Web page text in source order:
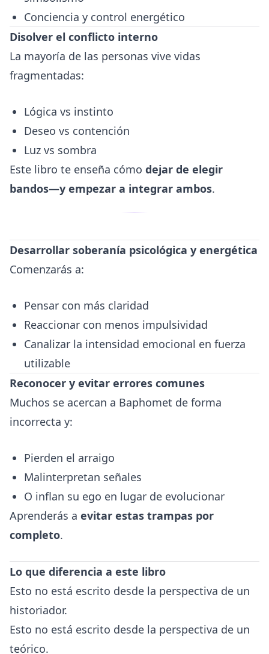
Conciencia y control energético
Disolver el conflicto interno
La mayoría de las personas vive vidas
fragmentadas:
Lógica vs instinto
Deseo vs contención
Luz vs sombra
Este libro te enseña cómo dejar de elegir
bandos—y empezar a integrar ambos.
Desarrollar soberanía psicológica y energética
Comenzarás a:
Pensar con más claridad
Reaccionar con menos impulsividad
Canalizar la intensidad emocional en fuerza
utilizable
Reconocer y evitar errores comunes
Muchos se acercan a Baphomet de forma
incorrecta y:
Pierden el arraigo
Malinterpretan señales
O inflan su ego en lugar de evolucionar
Aprenderás a evitar estas trampas por
completo.
Lo que diferencia a este libro
Esto no está escrito desde la perspectiva de un
historiador.
Esto no está escrito desde la perspectiva de un
teórico.